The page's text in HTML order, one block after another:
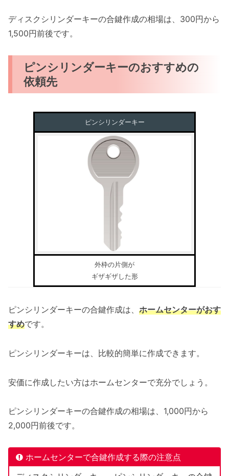
ディスクシリンダーキーの合鍵作成の相場は、300円から
1,500円前後です。
ピンシリンダーキーのおすすめの
依頼先
ピンシリンダーキー
外枠の片側が
ギザギザした形
ピンシリンダーキーの合鍵作成は、 ホームセンターがおす
すめです。
ピンシリンダーキーは、比較的簡単に作成できます。
安価に作成したい方はホームセンターで充分でしょう。
ピンシリンダーキーの合鍵作成の相場は、1,000円から
2,000円前後です。
ホームセンターで合鍵作成する際の注意点